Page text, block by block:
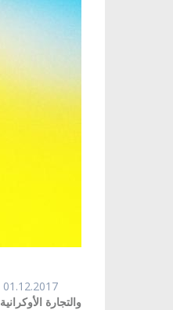
01.12.2017 - 00:06
والتجارة الأوكرانية